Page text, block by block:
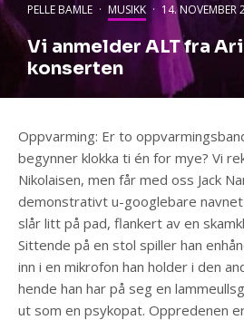
PELLE BAMLE · MUSIKK · 14. NOVEMBER
Vi anmelder ALT fra
konserten
Oppvarming: Er to
begynner klokka ti én for mye? Vi
Nikolaisen, men får med oss Jack
demonstrativt u-googlebare
slår litt på pad, flankert av en
Sittende på en stol spiller han
inn i en mikrofon han holder i den
hende han har på seg en
ut som en psykopat. Oppredenen